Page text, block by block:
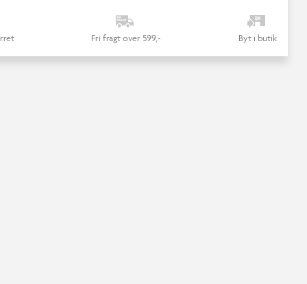
Fri fragt over 599,- Byt i butik